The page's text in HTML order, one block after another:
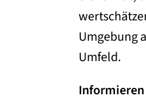
Umgebung
Umfeld.
Informieren